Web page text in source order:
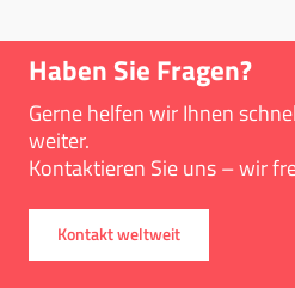
Haben Sie Fragen?
Gerne helfen wir Ihnen
weiter.
Kontaktieren Sie uns – wir
Kontakt weltweit